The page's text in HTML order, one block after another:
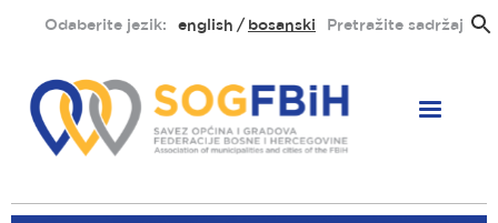
sadržaj
Odaberite jezik: english bosanski Pretražite sadržaj